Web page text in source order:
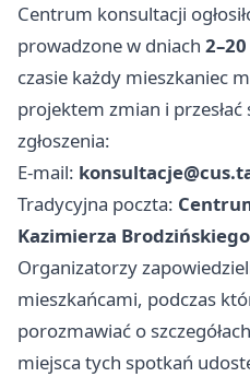
Centrum konsultacji
prowadzone w dniach
czasie każdy mieszkaniec
projektem zmian i
zgłoszenia:
E-mail:
Tradycyjna poczta:
Kazimierza
Organizatorzy
mieszkańcami, podczas
porozmawiać o
miejsca tych spotkań